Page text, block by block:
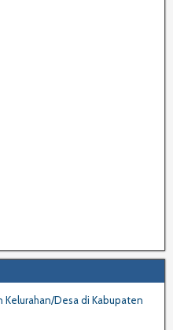
Kelurahan/Desa di Kabupaten